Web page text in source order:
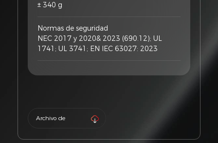
± 340 g
Normas de seguridad
NEC 2017 y 2020& 2023 (690.12); UL
1741; UL 3741; EN IEC 63027: 2023
Archivo de
producto